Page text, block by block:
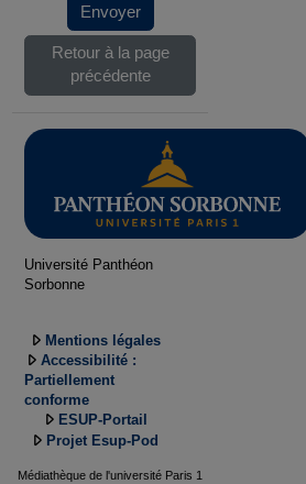
Envoyer
Retour à la page
précédente
Université Panthéon
Sorbonne
Mentions légales
Accessibilité :
Partiellement
conforme
ESUP-Portail
Projet Esup-Pod
Médiathèque de l'université Paris 1